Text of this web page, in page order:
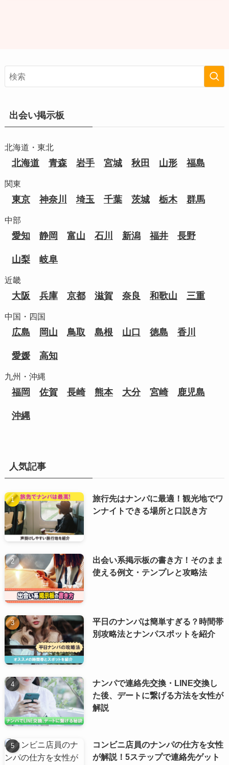
出会い掲示板
北海道・東北
北海道 青森 岩手 宮城 秋田 山形 福島
関東
東京 神奈川 埼玉 千葉 茨城 栃木 群馬
中部
愛知 静岡 富山 石川 新潟 福井 長野
山梨 岐阜
近畿
大阪 兵庫 京都 滋賀 奈良 和歌山 三重
中国・四国
広島 岡山 鳥取 島根 山口 徳島 香川
愛媛 高知
九州・沖縄
福岡 佐賀 長崎 熊本 大分 宮崎 鹿児島
沖縄
人気記事
旅行先はナンパに最適！観光地でワ
ンナイトできる場所と口説き方
出会い系掲示板の書き方！そのまま
使える例文・テンプレと攻略法
平日のナンパは簡単すぎる？時間帯
別攻略法とナンパスポットを紹介
ナンパで連絡先交換・LINE交換し
た後、デートに繋げる方法を女性が
解説
コンビニ店員のナンパの仕方を女性
が解説！5ステップで連絡先ゲット